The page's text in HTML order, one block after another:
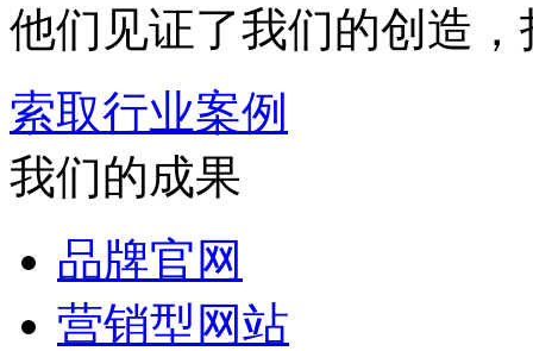
他们见证了我们的创造
索取行业案例
我们的成果
品牌官网
营销型网站